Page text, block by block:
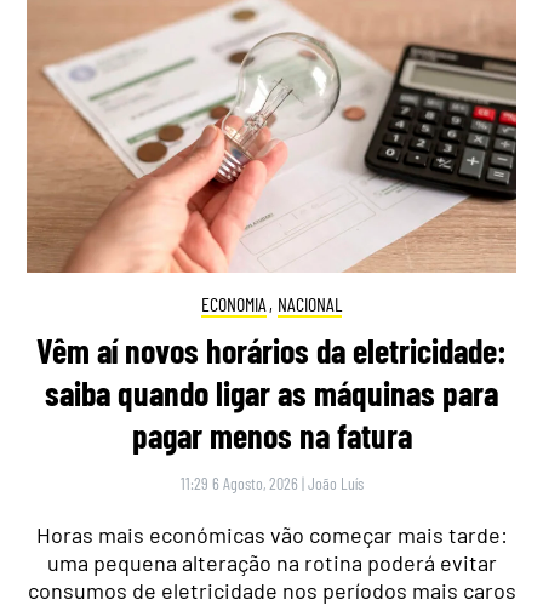
ECONOMIA , NACIONAL
Vêm aí novos horários da eletricidade:
saiba quando ligar as máquinas para
pagar menos na fatura
11:29 6 Agosto, 2026 |João Luís
Horas mais económicas vão começar mais tarde:
uma pequena alteração na rotina poderá evitar
consumos de eletricidade nos períodos mais caros